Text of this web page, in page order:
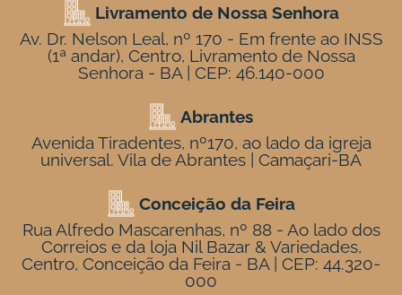
Livramento de Nossa Senhora
Av. Dr. Nelson Leal, nº 170 - Em frente ao INSS
(1ª andar), Centro, Livramento de Nossa
Senhora - BA | CEP: 46.140-000
Abrantes
Avenida Tiradentes, nº170, ao lado da igreja
universal. Vila de Abrantes | Camaçari-BA
Conceição da Feira
Rua Alfredo Mascarenhas, nº 88 - Ao lado dos
Correios e da loja Nil Bazar & Variedades,
Centro, Conceição da Feira - BA | CEP: 44.320-
000